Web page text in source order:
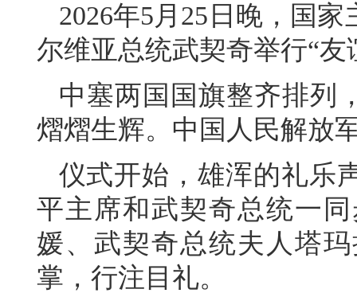
2026年5月25日晚，国
尔维亚总统武契奇举行“
中塞两国国旗整齐排列
熠熠生辉。中国人民解放
仪式开始，雄浑的礼乐
平主席和武契奇总统一
媛、武契奇总统夫人塔
掌，行注目礼。